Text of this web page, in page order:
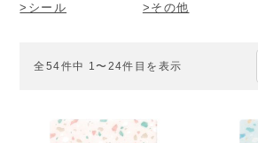
>シール >その他
全54件中 1〜24件目を表示